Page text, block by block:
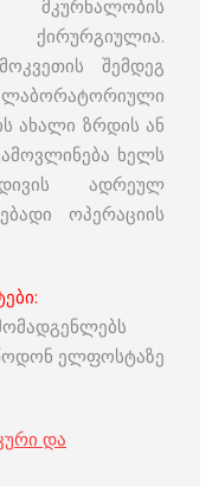
მკურნალობის
შემდეგ
ახალი ზრდის ან
ხელს
ადრეულ
ოპერაციის
ელფოსტაზე
და